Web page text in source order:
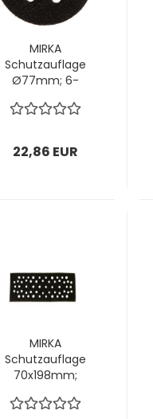
MIRKA
Schutzauflage
Ø77mm; 6-
Stck/Pck
22,86 EUR
MIRKA
Schutzauflage
70x198mm;
5 Stck/Pck